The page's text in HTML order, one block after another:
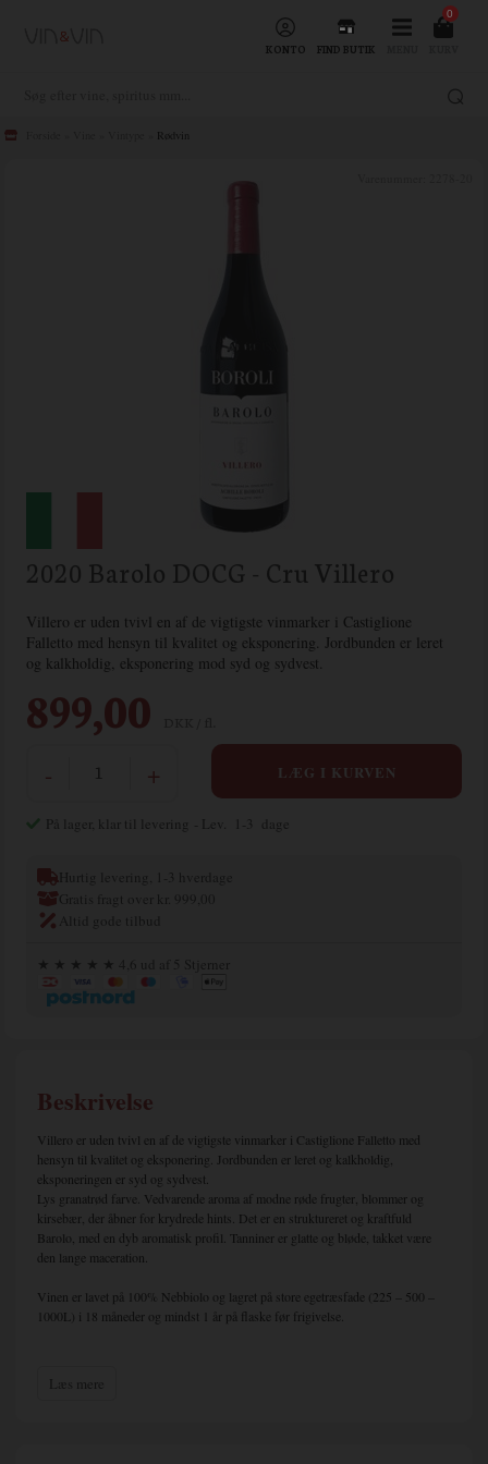
KONTO FIND BUTIK
0
Rødvin
2020 Barolo DOCG - Cru Villero
Villero er uden tvivl en af de vigtigste vinmarker i Castiglione
Falletto med hensyn til kvalitet og eksponering. Jordbunden er leret
og kalkholdig, eksponering mod syd og sydvest.
899,00
- +
På lager, klar til levering - Lev. 1-3 dage
Hurtig levering, 1-3 hverdage
Gratis fragt over kr. 999,00
Altid gode tilbud
★ ★ ★ ★ ★ 4,6 ud af 5 Stjerner
Beskrivelse
Villero er uden tvivl en af ​​de vigtigste vinmarker i Castiglione Falletto med
hensyn til kvalitet og eksponering. Jordbunden er leret og kalkholdig,
eksponeringen er syd og sydvest.
Lys granatrød farve. Vedvarende aroma af modne røde frugter, blommer og
kirsebær, der åbner for krydrede hints. Det er en struktureret og kraftfuld
Barolo, med en dyb aromatisk profil. Tanniner er glatte og bløde, takket være
den lange maceration.
Vinen er lavet på 100% Nebbiolo og l agret på store egetræsfade (225 – 500 –
1000L) i 18 måneder og mindst 1 år på flaske før frigivelse.
Boroli di Cascina La Brunella er ikke en af de historiske ejendomme i Barolo,
Læs mere